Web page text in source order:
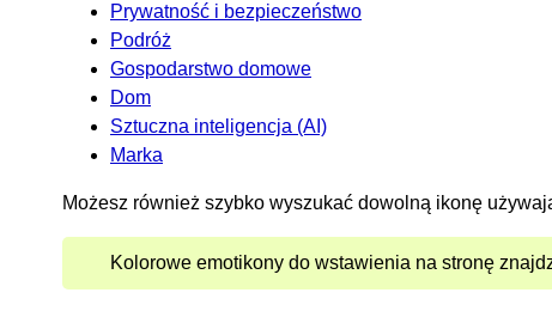
Prywatność i bezpieczeństwo
Podróż
Gospodarstwo domowe
Dom
Sztuczna inteligencja (AI)
Marka
Możesz również szybko wyszukać dowolną ikonę
Kolorowe emotikony do wstawienia na stronę